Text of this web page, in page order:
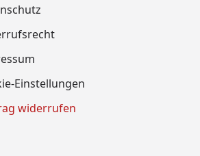
Einstellungen
widerrufen